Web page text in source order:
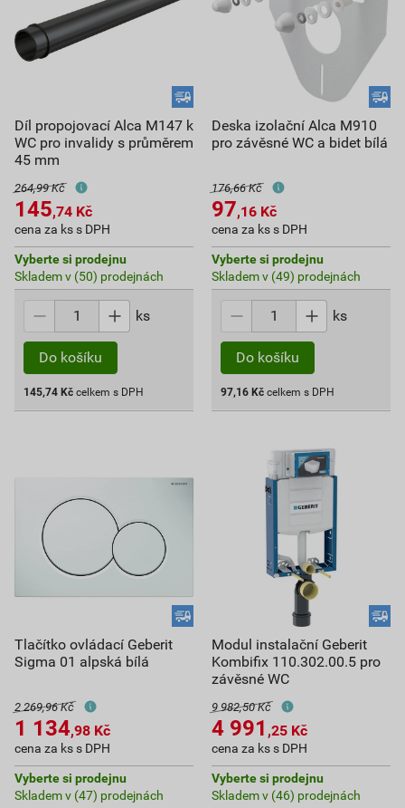
Díl propojovací Alca M147 k
WC pro invalidy s průměrem
45 mm
264,99 Kč
145,74 Kč
cena za ks s DPH
Vyberte si prodejnu
Skladem v (50) prodejnách
ks
Do košíku
145,74 Kč celkem s DPH
Deska izolační Alca M910
pro závěsné WC a bidet bílá
176,66 Kč
97,16 Kč
cena za ks s DPH
Vyberte si prodejnu
Skladem v (49) prodejnách
ks
Do košíku
97,16 Kč celkem s DPH
Tlačítko ovládací Geberit
Sigma 01 alpská bílá
2 269,96 Kč
1 134,98 Kč
cena za ks s DPH
Vyberte si prodejnu
Skladem v (47) prodejnách
Modul instalační Geberit
Kombifix 110.302.00.5 pro
závěsné WC
9 982,50 Kč
4 991 ,25 Kč
cena za ks s DPH
Vyberte si prodejnu
Skladem v (46) prodejnách